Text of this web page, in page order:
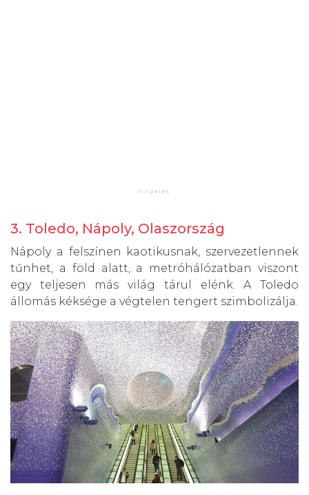
3. Toledo, Nápoly, Olaszország
Nápoly a felszínen kaotikusnak, szervezetlennek
tűnhet, a föld alatt, a metróhálózatban viszont
egy teljesen más világ tárul elénk. A Toledo
állomás kéksége a végtelen tengert szimbolizálja.